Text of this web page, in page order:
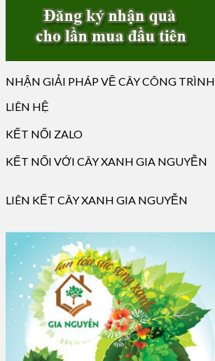
NHẬN GIẢI PHÁP VỀ CÂY CÔNG TRÌNH
LIÊN HỆ
KẾT NỐI ZALO
KẾT NỐI VỚI CÂY XANH GIA NGUYỄN
LIÊN KẾT CÂY XANH GIA NGUYỄN